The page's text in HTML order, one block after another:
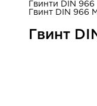
Гвинти DIN 966
Гвинт DIN 966
Гвинт